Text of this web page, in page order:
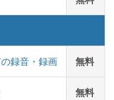
録音・録画 無料
無料